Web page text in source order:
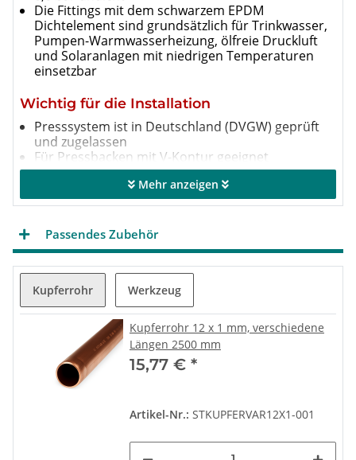
Die Fittings mit dem schwarzem EPDM
Dichtelement sind grundsätzlich für Trinkwasser,
Pumpen-Warmwasserheizung, ölfreie Druckluft
und Solaranlagen mit niedrigen Temperaturen
einsetzbar
Wichtig für die Installation
Presssystem ist in Deutschland (DVGW) geprüft
und zugelassen
Für Pressbacken mit V-Kontur geeignet
Installation erfolgt mit Kupferrohr
Verwendungszwecke
für Trinkwasser (Warm und Kalt)
für Fußbodenheizung
für Heizung und Sanitär
Mehr anzeigen
Passendes Zubehör
Kupferrohr Werkzeug
Kupferrohr 12 x 1 mm, verschiedene
Längen 2500 mm
15,77 € *
Artikel-Nr.: STKUPFERVAR12X1-001